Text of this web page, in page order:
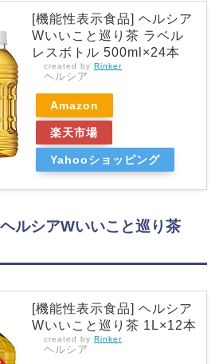
[機能性表示食品] ヘルシア
Wいいこと巡り茶 ラベル
レスボトル 500ml×24本
created by Rinker
ヘルシア
Amazon
楽天市場
Yahooショッピング
ルシアWいいこと巡り茶
[機能性表示食品] ヘルシア
Wいいこと巡り茶 1L×12本
created by Rinker
ヘルシア